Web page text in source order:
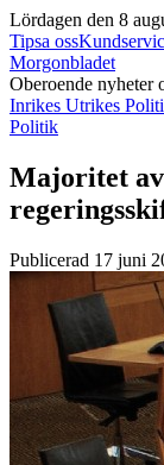
Lördagen den 8
Tipsa oss
Morgonbladet
Oberoende nyheter
Inrikes Utrikes
Politik
Majoritet
Publicerad 17 juni